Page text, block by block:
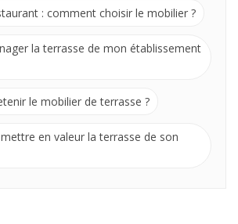
: comment choisir le mobilier ?
la terrasse de mon établissement
le mobilier de terrasse ?
en valeur la terrasse de son